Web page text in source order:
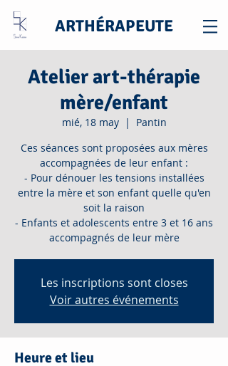
ARTHÉRAPEUTE
Atelier art-thérapie
mère/enfant
mié, 18 may
  |
Pantin
Ces séances sont proposées aux mères
accompagnées de leur enfant :
- Pour dénouer les tensions installées
entre la mère et son enfant quelle qu'en
soit la raison
- Enfants et adolescents entre 3 et 16 ans
accompagnés de leur mère
Les inscriptions sont closes
Voir autres événements
Heure et lieu